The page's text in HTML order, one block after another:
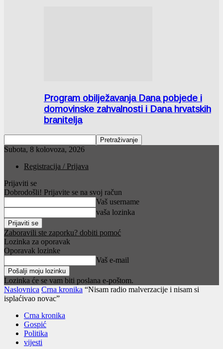
Program obilježavanja Dana pobjede i
domovinske zahvalnosti i Dana hrvatskih
branitelja
Subota, 8 kolovoza, 2026
Registracija / Prijava
Prijaviti se
Dobrodošli! Prijavite se na svoj račun
Vaš username
vaša lozinka
Zaboravili ste zaporku? dobiti pomoć
Lozinka za oporavak
Oporavak lozinke
Vaš e-mail
Lozinka će se vam biti poslana e-poštom.
Naslovnica Crna kronika “Nisam radio malverzacije i nisam si
isplaćivao novac”
Crna kronika
Gospić
Politika
vijesti